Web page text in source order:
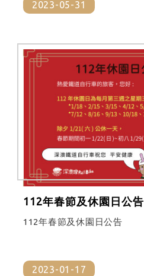
2023-05-31
112年春節及休園日公告
112年春節及休園日公告
2023-01-17